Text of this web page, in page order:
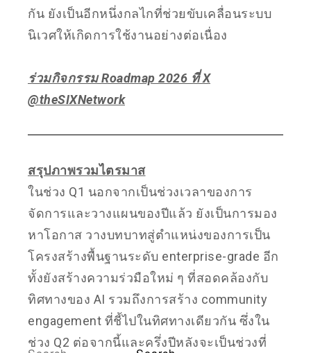
กัน ยังเป็นอีกหนึ่งกลไกที่ช่วยขับเคลื่อนระบบ
นิเวศให้เกิดการใช้งานอย่างต่อเนื่อง
ร่วมกิจกรรม Roadmap 2026 ที่ X
@theSIXNetwork
สรุปภาพรวมไตรมาส
ในช่วง Q1 นอกจากเป็นช่วงเวลาของการ
จัดการและวางแผนของปีแล้ว ยังเป็นการมอง
หาโอกาส วางบทบาทสู่ตำแหน่งของการเป็น
โครงสร้างพื้นฐานระดับ enterprise-grade อีก
ทั้งยังสร้างความร่วมือใหม่ ๆ ที่สอดคล้องกับ
ทิศทางของ AI รวมถึงการสร้าง community
engagement ที่ชี้ไปในทิศทางเดียวกัน ซึ่งใน
ช่วง Q2 ต่อจากนี้และครึ่งปีหลังจะเป็นช่วงที่